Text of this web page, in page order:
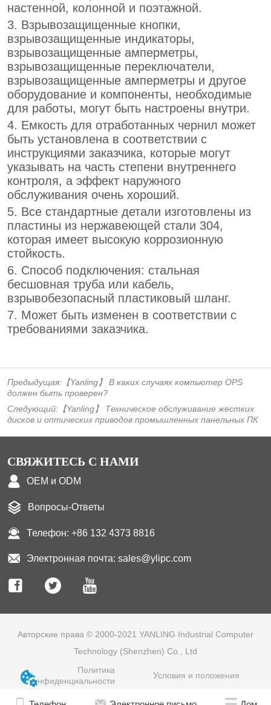
Предыдущая: 【Yanling】 В каких случаях компьютер OPS
должен быть проверен?
Следующий: 【Yanling】 Техническое обслуживание жестких
дисков и оптических приводов промышленных панельных ПК
СВЯЖИТЕСЬ С НАМИ
OEM и ODM
Вопросы-Ответы
Телефон: +86 132 4373 8816
Электронная почта: sales@ylipc.com
Авторские права © 2000-2021 YANLING Industrial Computer
Technology (Shenzhen) Co., Ltd
Политика
конфиденциальности
Условия и положения